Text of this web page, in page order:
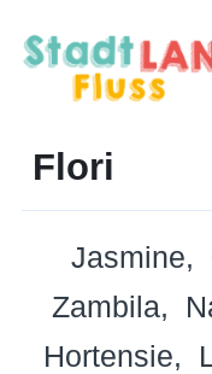
Flori
Jasmine
Zambila
Hortensie